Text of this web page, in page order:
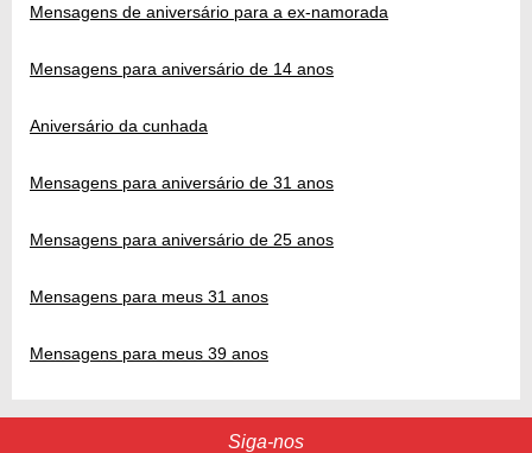
Mensagens de aniversário para a ex-namorada
Mensagens para aniversário de 14 anos
Aniversário da cunhada
Mensagens para aniversário de 31 anos
Mensagens para aniversário de 25 anos
Mensagens para meus 31 anos
Mensagens para meus 39 anos
Siga-nos